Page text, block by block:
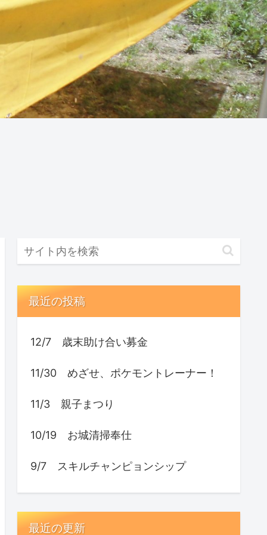
最近の投稿
12/7 歳末助け合い募金
11/30 めざせ、ポケモントレーナー！
11/3 親子まつり
10/19 お城清掃奉仕
9/7 スキルチャンピョンシップ
最近の更新